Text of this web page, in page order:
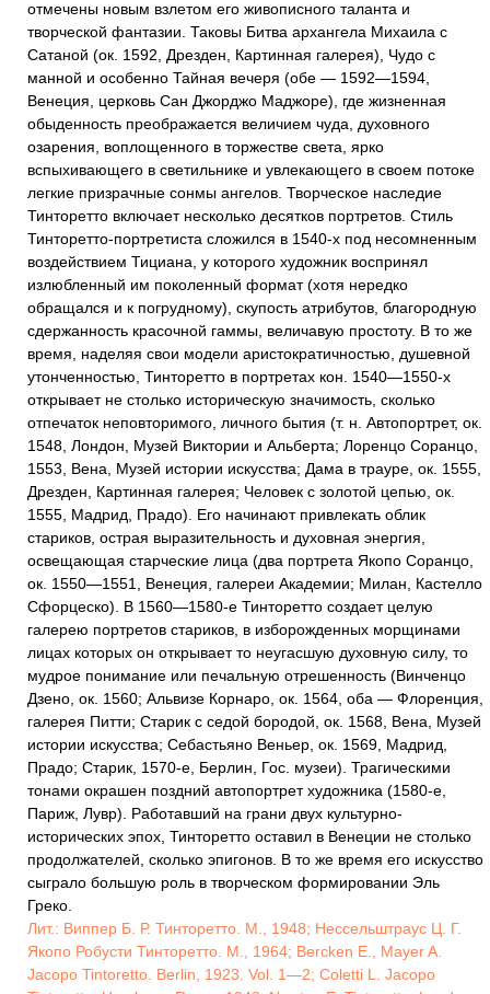
Лит.: Виппер Б. Р. Тинторетто. М., 1948; Нессельштраус Ц. Г.
Якопо Робусти Тинторетто. М., 1964; Bercken E., Mayer A.
Jacopo Tintoretto. Berlin, 1923. Vol. 1—2; Coletti L. Jacopo